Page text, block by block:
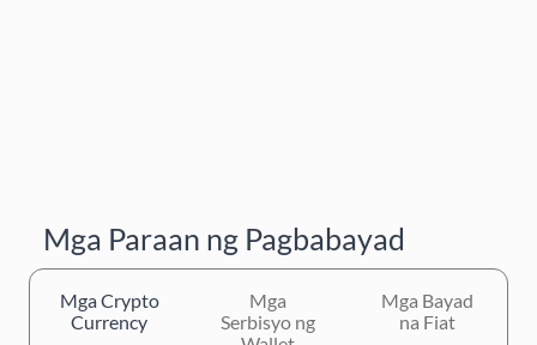
Mga Paraan ng Pagbabayad
Mga Crypto
Currency
Mga
Serbisyo ng
Mga Bayad
na Fiat